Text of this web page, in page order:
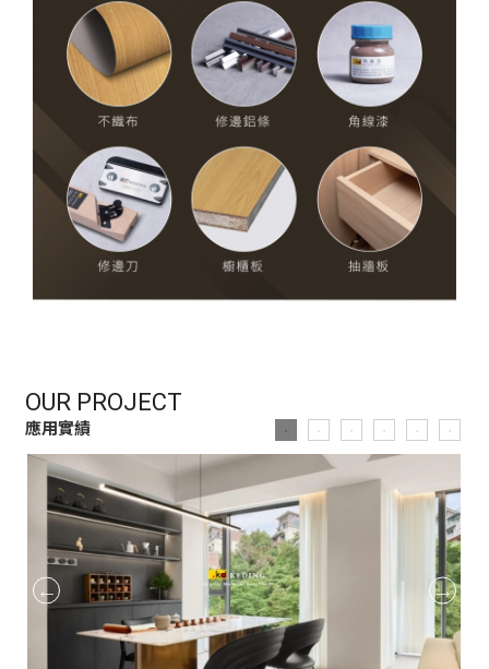
OUR PROJECT
應用實績